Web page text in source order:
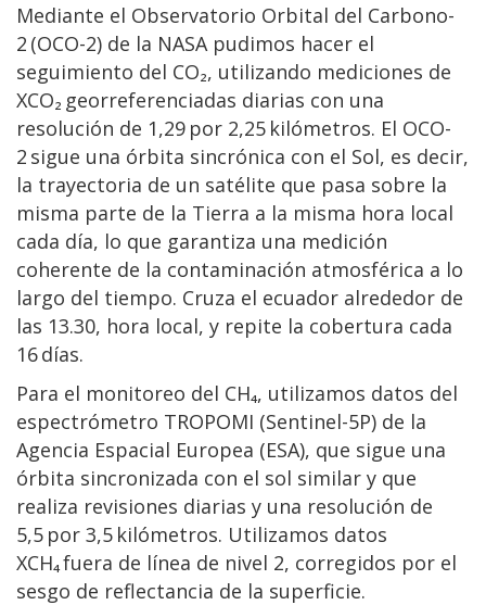
Mediante el Observatorio Orbital del Carbono-
2 (OCO-2) de la NASA pudimos hacer el
seguimiento del CO₂, utilizando mediciones de
XCO₂ georreferenciadas diarias con una
resolución de 1,29 por 2,25 kilómetros. El OCO-
2 sigue una órbita sincrónica con el Sol, es decir,
la trayectoria de un satélite que pasa sobre la
misma parte de la Tierra a la misma hora local
cada día, lo que garantiza una medición
coherente de la contaminación atmosférica a lo
largo del tiempo. Cruza el ecuador alrededor de
las 13.30, hora local, y repite la cobertura cada
16 días.
Para el monitoreo del CH₄, utilizamos datos del
espectrómetro TROPOMI (Sentinel-5P) de la
Agencia Espacial Europea (ESA), que sigue una
órbita sincronizada con el sol similar y que
realiza revisiones diarias y una resolución de
5,5 por 3,5 kilómetros. Utilizamos datos
XCH₄ fuera de línea de nivel 2, corregidos por el
sesgo de reflectancia de la superficie.